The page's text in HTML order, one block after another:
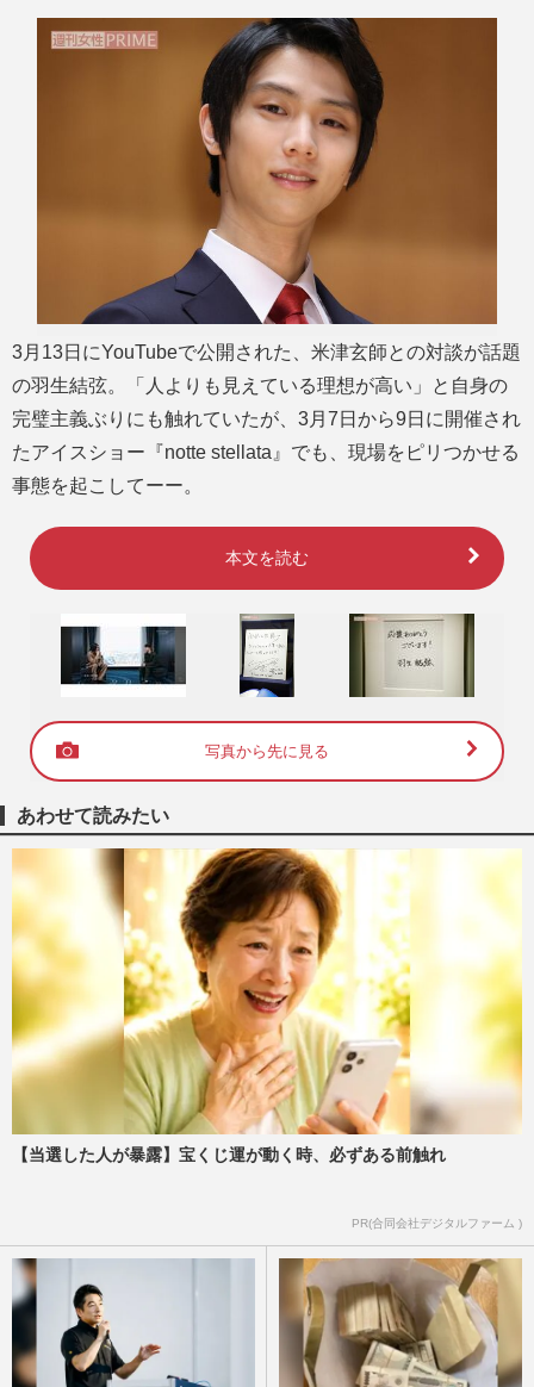
3月13日にYouTubeで公開された、米津玄師との対談が話題
の羽生結弦。「人よりも見えている理想が高い」と自身の
完璧主義ぶりにも触れていたが、3月7日から9日に開催され
たアイスショー『notte stellata』でも、現場をピリつかせる
事態を起こしてーー。
本文を読む
写真から先に見る
あわせて読みたい
【当選した人が暴露】宝くじ運が動く時、必ずある前触れ
PR(合同会社デジタルファーム )